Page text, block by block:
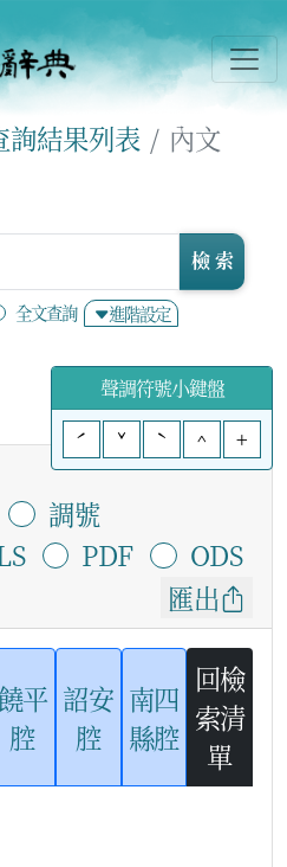
詢結果列表 內文
全文查詢 進階設定
檢 索
聲調符號小鍵盤
ˊ
ˇ ˋ ^ +
調號
PDF
ODS
匯出
平
腔
詔安
腔
南四
縣腔
回檢
索清
單